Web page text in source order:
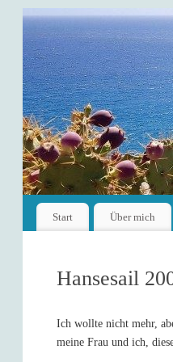
Start Über mich
Hansesail
Ich wollte nicht mehr,
meine Frau und ich,